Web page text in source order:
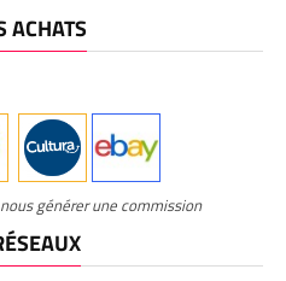
ACHATS
générer une commission